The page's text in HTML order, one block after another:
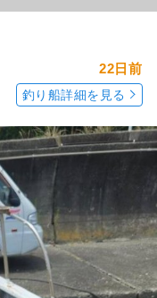
22日前
釣り船詳細を見る